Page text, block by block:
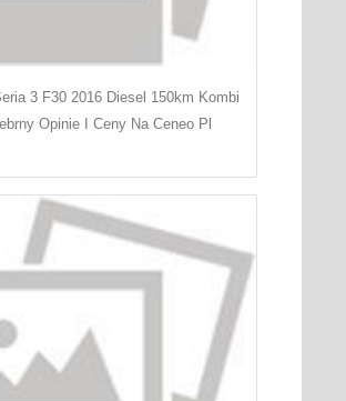
3 F30 2016 Diesel 150km Kombi
Opinie I Ceny Na Ceneo Pl